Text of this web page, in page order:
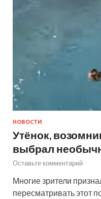
НОВОСТИ
Утёнок,
выбрал
Оставьте комментарий
Многие зрители
пересматривать этот